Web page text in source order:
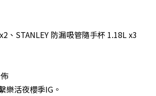
、STANLEY 防漏吸管隨手杯 1.18L x3
活夜櫻季IG。